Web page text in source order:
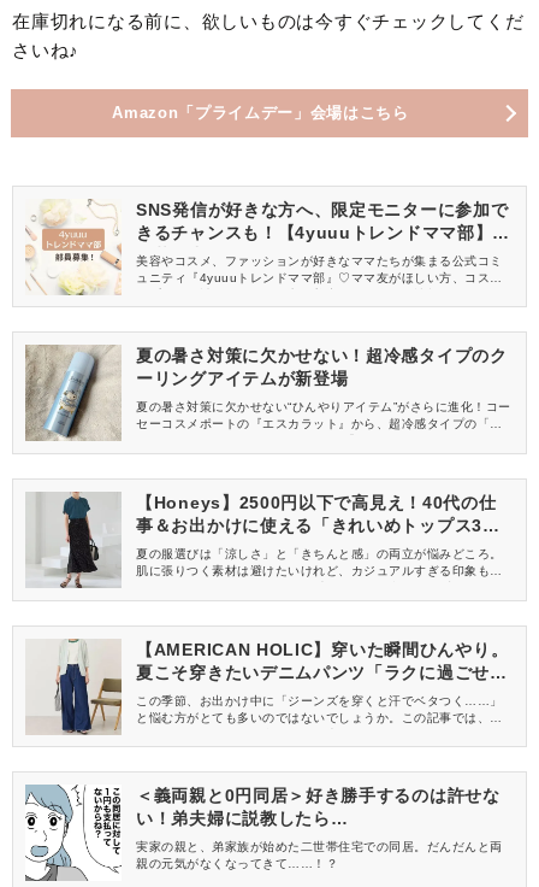
在庫切れになる前に、欲しいものは今すぐチェックしてくだ
さいね♪
Amazon「プライムデー」会場はこちら
SNS発信が好きな方へ、限定モニターに参加で
きるチャンスも！【4yuuuトレンドママ部】部
員募集中
美容やコスメ、ファッションが好きなママたちが集まる公式コミ
ュニティ『4yuuuトレンドママ部』♡ママ友がほしい方、コスメサ
信してくれる方を募集しています！
夏の暑さ対策に欠かせない！超冷感タイプのク
ーリングアイテムが新登場
夏の暑さ対策に欠かせない“ひんやりアイテム”がさらに進化！コー
セーコスメポートの『エスカラット』から、超冷感タイプの「ク
ー」が登場。
【Honeys】2500円以下で高見え！40代の仕
事＆お出かけに使える「きれいめトップス3
選」
夏の服選びは「涼しさ」と「きちんと感」の両立が悩みどころ。
肌に張りつく素材は避けたいけれど、カジュアルすぎる印象も避
るのが、Honeys(ハニーズ)のきれいめトップス。2,500円以下と
イテムをご紹介します。
【AMERICAN HOLIC】穿いた瞬間ひんやり。
夏こそ穿きたいデニムパンツ「ラクに過ごせ
る」「ベタつかない」
この季節、お出かけ中に「ジーンズを穿くと汗でベタつく……」
と悩む方がとても多いのではないでしょうか。この記事では、夏
MERICAN HOLIC(アメリカンホリック)の「接触冷感バギーデニ
アイテムなので、ぜひチェックしてみてくださいね。
＜義両親と0円同居＞好き勝手するのは許せな
い！弟夫婦に説教したら…
実家の親と、弟家族が始めた二世帯住宅での同居。だんだんと両
親の元気がなくなってきて……！？